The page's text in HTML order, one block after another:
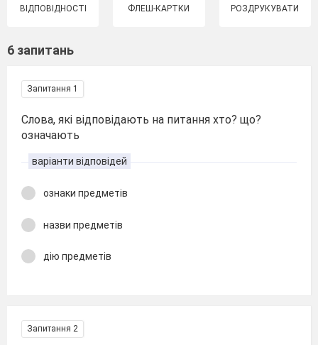
ВІДПОВІДНОСТІ ФЛЕШ-КАРТКИ РОЗДРУКУВАТИ
6 запитань
Запитання 1
Слова, які відповідають на питання хто? що?
означають
варіанти відповідей
ознаки предметів
назви предметів
дію предметів
Запитання 2